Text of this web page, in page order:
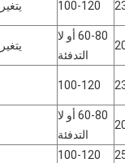
100-120
60-80 أو لا
التدفئة
100-120
60-80 أو لا
التدفئة
100-120